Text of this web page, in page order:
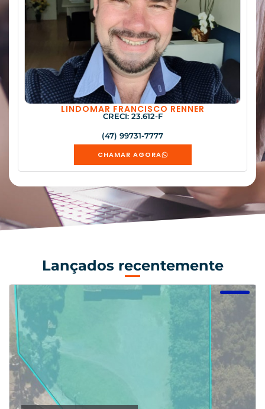
LINDOMAR FRANCISCO RENNER
CRECI: 23.612-F
(47) 99731-7777
CHAMAR AGORA
Lançados recentemente